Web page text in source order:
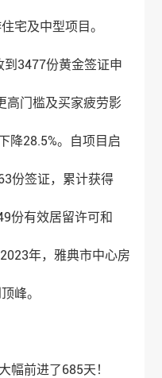
宅及中型项目。
3477份黄金签证申
高门槛及买家疲劳影
降28.5%。自项目启
份签证，累计获得
份有效居留许可和
年，雅典市中心房
峰。
幅前进了685天！